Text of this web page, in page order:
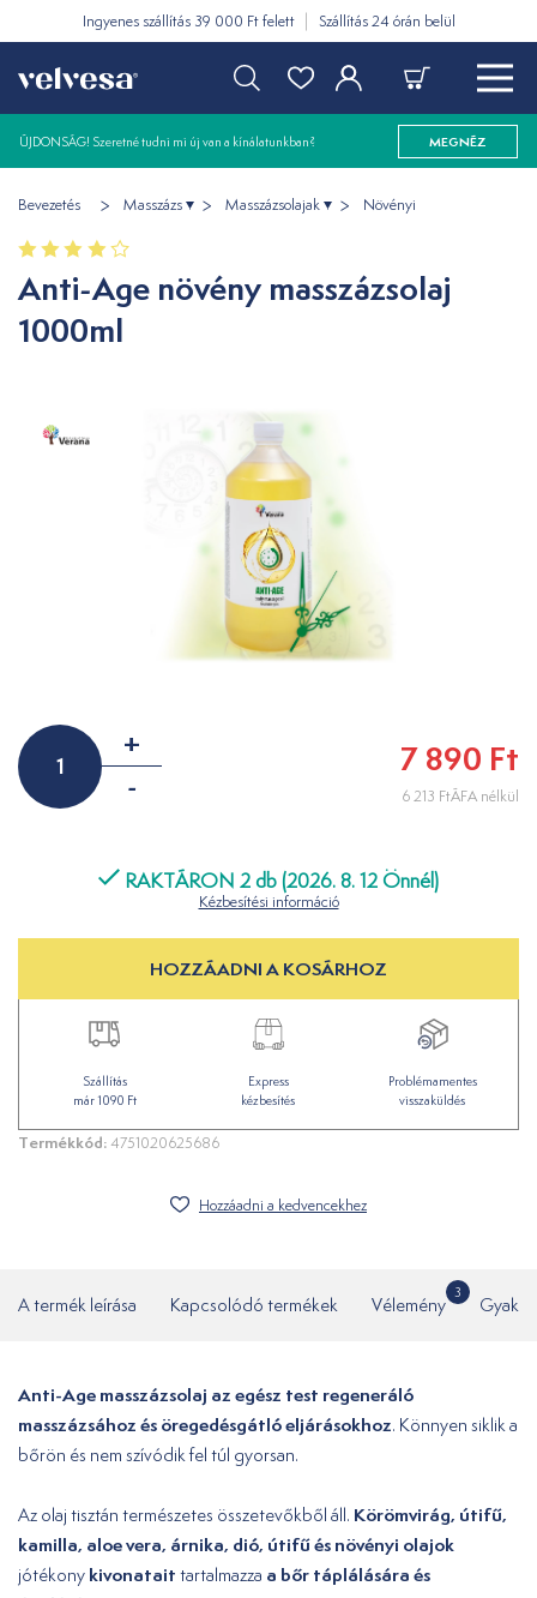
Ingyenes szállítás 39 000 Ft felett Szállítás 24 órán belül
ÚJDONSÁG! Szeretné tudni mi új van a kínálatunkban? MEGNÉZ
Bevezetés Masszázs Masszázsolajak Növényi
Anti-Age növény masszázsolaj
1000ml
+
-
7 890 Ft
6 213 FtÁFA nélkül
RAKTÁRON 2 db (2026. 8. 12 Önnél)
Kézbesítési információ
HOZZÁADNI A KOSÁRHOZ
Szállítás
már 1090 Ft
Express
kézbesítés
Problémamentes
visszaküldés
Termékkód: 4751020625686
Hozzáadni a kedvencekhez
A termék leírása Kapcsolódó termékek Vélemény
3
Anti-Age masszázsolaj az egész test regeneráló
masszázsához és öregedésgátló eljárásokhoz. Könnyen siklik a
bőrön és nem szívódik fel túl gyorsan.
Az olaj tisztán természetes összetevőkből áll. Körömvirág, útifű,
kamilla, aloe vera, árnika, dió, útifű és növényi olajok
jótékony kivonatait tartalmazza a bőr táplálására és